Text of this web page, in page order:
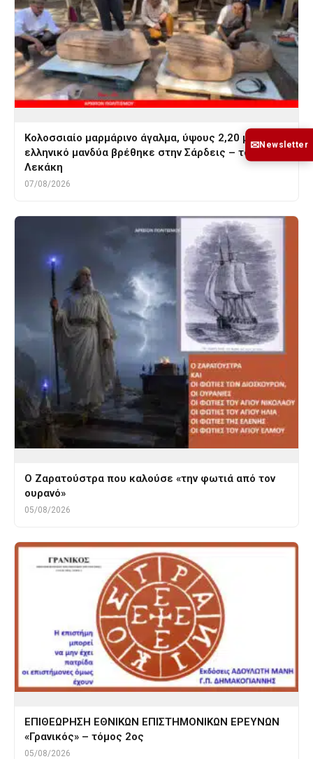
Κολοσσιαίο μαρμάρινο άγαλμα, ύψους 2,20 μ. με
ελληνικό μανδύα βρέθηκε στην Σάρδεις – του Γ.
Λεκάκη
07/08/2026
Ο Ζαρατούστρα που καλούσε «την φωτιά από τον
ουρανό»
05/08/2026
ΕΠΙΘΕΩΡΗΣΗ ΕΘΝΙΚΩΝ ΕΠΙΣΤΗΜΟΝΙΚΩΝ ΕΡΕΥΝΩΝ
«Γρανικός» – τόμος 2ος
05/08/2026
✉Newsletter